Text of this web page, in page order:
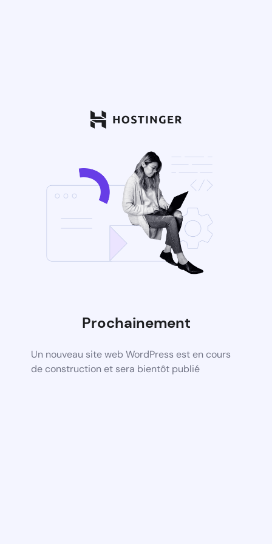
Prochainement
Un nouveau site web WordPress est en cours
de construction et sera bientôt publié